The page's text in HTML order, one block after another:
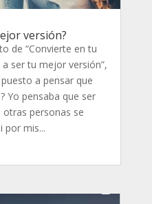
versión?
de “Convierte en tu
ser tu mejor versión”,
a pensar que
Yo pensaba que ser
personas se
por mis...